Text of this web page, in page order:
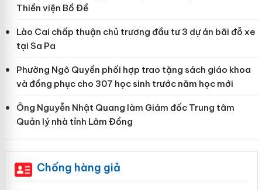
Thiền viện Bồ Đề
Lào Cai chấp thuận chủ trương đầu tư 3 dự án bãi đỗ xe
tại Sa Pa
Phường Ngô Quyền phối hợp trao tặng sách giáo khoa
và đồng phục cho 307 học sinh trước năm học mới
Ông Nguyễn Nhật Quang làm Giám đốc Trung tâm
Quản lý nhà tỉnh Lâm Đồng
Chống hàng giả